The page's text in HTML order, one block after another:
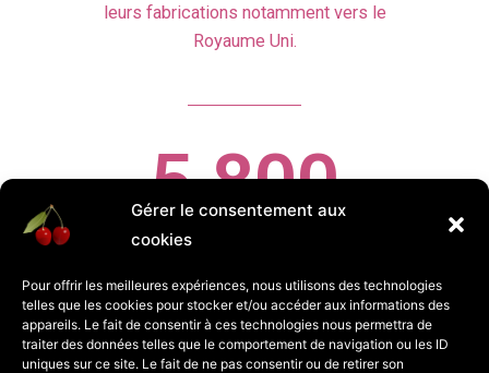
Gérer le consentement aux
cookies
Pour offrir les meilleures expériences, nous utilisons des technologies
telles que les cookies pour stocker et/ou accéder aux informations des
appareils. Le fait de consentir à ces technologies nous permettra de
traiter des données telles que le comportement de navigation ou les ID
uniques sur ce site. Le fait de ne pas consentir ou de retirer son
leurs fabrications notamment vers le
Royaume Uni.
5 800
Tonnes